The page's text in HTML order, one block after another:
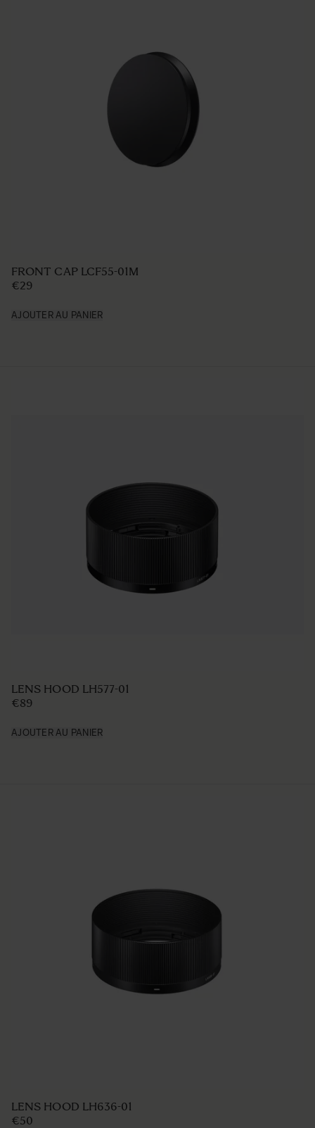
FRONT CAP LCF55-01M
€29
AJOUTER AU PANIER
LENS HOOD LH577-01
€89
AJOUTER AU PANIER
LENS HOOD LH636-01
€50